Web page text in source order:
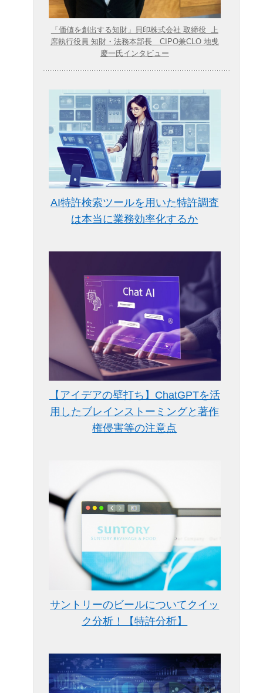
「価値を創出する知財」貝印株式会社 取締役 上
席執行役員 知財・法務本部長 CIPO兼CLO 地曵
慶一氏インタビュー
AI特許検索ツールを用いた特許調査
は本当に業務効率化するか
【アイデアの壁打ち】ChatGPTを活
用したブレインストーミングと著作
権侵害等の注意点
サントリーのビールについてクイッ
ク分析！【特許分析】